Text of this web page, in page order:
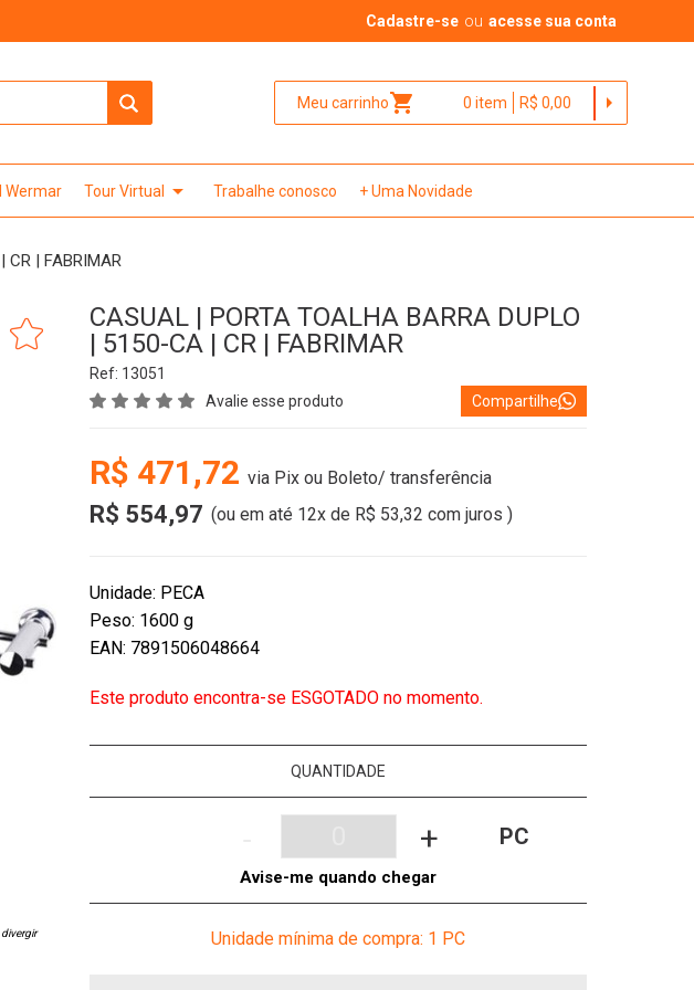
Cadastre-se ou acesse sua conta
Meu carrinhoshopping_cart 0item R$ 0,00 arrow_right
Wermar Tour Virtual arrow_drop_down Trabalhe conosco + Uma Novidade
CR | FABRIMAR
CASUAL | PORTA TOALHA BARRA DUPLO
| 5150-CA | CR | FABRIMAR
Ref: 13051
Avalie esse produto
Compartilhe
R$ 471,72 via Pix ou Boleto/ transferência
R$ 554,97 (ou em até 12x de R$ 53,32 com juros )
Unidade: PECA
Peso: 1600 g
EAN: 7891506048664
Este produto encontra-se ESGOTADO no momento.
QUANTIDADE
+ PC
Avise-me quando chegar
Unidade mínima de compra: 1 PC